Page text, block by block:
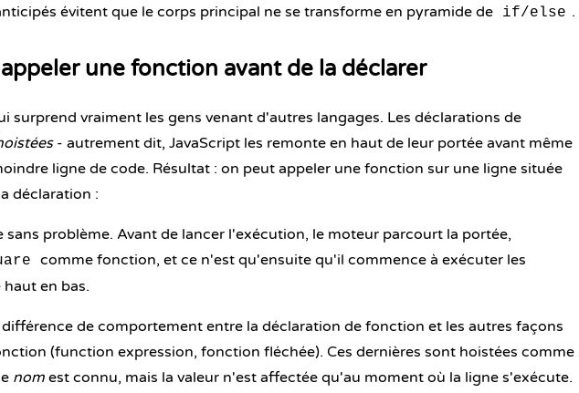
évitent que le corps principal ne se transforme en pyramide de if/else .
une fonction avant de la déclarer
surprend vraiment les gens venant d'autres langages. Les déclarations de
- autrement dit, JavaScript les remonte en haut de leur portée avant même
ligne de code. Résultat : on peut appeler une fonction sur une ligne située
déclaration :
sans problème. Avant de lancer l'exécution, le moteur parcourt la portée,
comme fonction, et ce n'est qu'ensuite qu'il commence à exécuter les
en bas.
différence de comportement entre la déclaration de fonction et les autres façons
(function expression, fonction fléchée). Ces dernières sont hoistées comme
nom est connu, mais la valeur n'est affectée qu'au moment où la ligne s'exécute.